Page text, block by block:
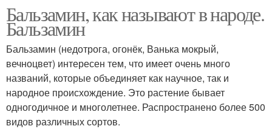
Бальзамин, как называют в народе.
Бальзамин
Бальзамин (недотрога, огонёк, Ванька мокрый,
вечноцвет) интересен тем, что имеет очень много
названий, которые объединяет как научное, так и
народное происхождение. Это растение бывает
одногодичное и многолетнее. Распространено более 500
видов различных сортов.